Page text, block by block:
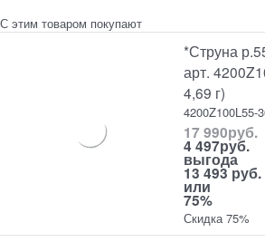
С этим товаром покупают
*Струна
арт.
4,69 г)
4200Z100L55-
17 990руб.
4 497руб.
выгода
13 493 руб.
или
75%
Скидка 75%